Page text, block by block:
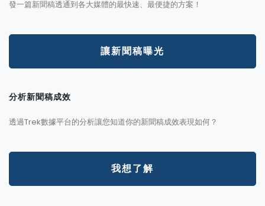
發一篇新聞稿透通到各大媒體的最快速、最便捷的方案！
讓新聞稿曝光
分析新聞稿成效
透過Trek數據平台的分析讓您知道你的新聞稿成效表現如何？
我想了解